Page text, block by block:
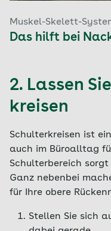
Muskel-Skelett-
Das hilft bei
2. Lassen
kreisen
Schulterkreisen ist
auch im Büroalltag
Schulterbereich
Ganz nebenbei
für Ihre obere
Stellen Sie sich